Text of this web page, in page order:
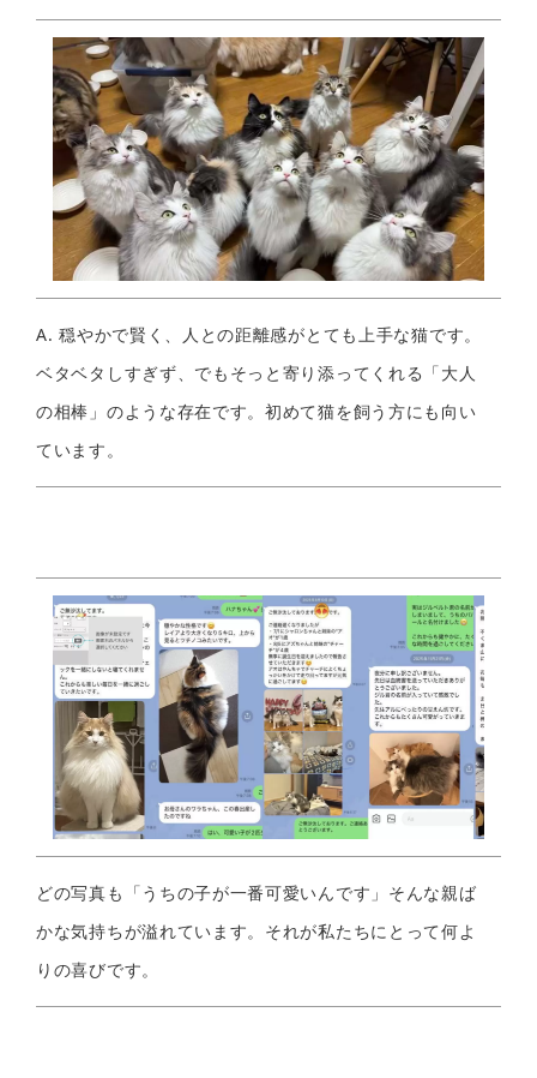
A. 穏やかで賢く、人との距離感がとても上手な猫です。
ベタベタしすぎず、でもそっと寄り添ってくれる「大人
の相棒」のような存在です。初めて猫を飼う方にも向い
ています。
どの写真も「うちの子が一番可愛いんです」そんな親ば
かな気持ちが溢れています。それが私たちにとって何よ
りの喜びです。